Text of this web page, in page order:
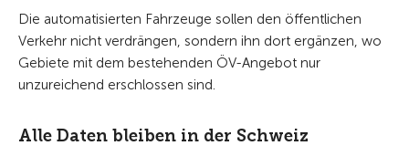
Die automatisierten Fahrzeuge sollen den öffentlichen
Verkehr nicht verdrängen, sondern ihn dort ergänzen, wo
Gebiete mit dem bestehenden ÖV-Angebot nur
unzureichend erschlossen sind.
Alle Daten bleiben in der Schweiz